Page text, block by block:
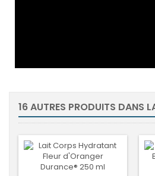
16 AUTRES PRODUITS DANS